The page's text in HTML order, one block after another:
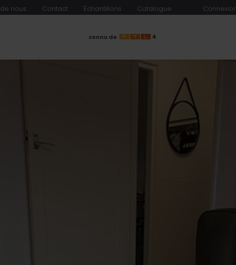
nous Contact Échantillons Catalogue
connu de